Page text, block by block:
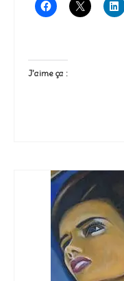
J’aime ça :